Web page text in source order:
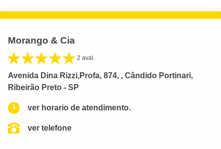
Morango & Cia
2 aval.
Avenida Dina Rizzi,Profa, 874, , Cândido Portinari,
Ribeirão Preto - SP
ver horario de atendimento.
ver telefone